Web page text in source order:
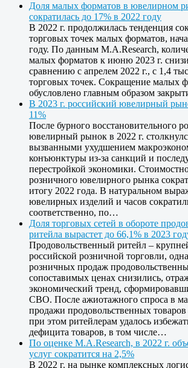
Доля малых форматов в ювелирном
сократилась до 17% в 2022 году
В 2022 г. продолжилась тенденция
торговых точек малых форматов,
году. По данным M.A.Research,
малых форматов к июню 2023 г.
сравнению с апрелем 2022 г., с 1,4
торговых точек. Сокращение малых
обусловлено главным образом
В 2023 г. российский ювелирный
11%
После бурного восстановительного
ювелирный рынок в 2022 г.
вызванными ухудшением
конъюнктуры из-за санкций и
перестройкой экономики.
розничного ювелирного рынка
итогу 2022 года. В натуральном
ювелирных изделий и часов
соответственно, по…
Доля торговых сетей в обороте
ритейла вырастет до 66,1% в 2023
Продовольственный ритейл –
российской розничной торговли,
розничных продаж
сопоставимых ценах снизились,
экономический тренд,
СВО. После ажиотажного спроса в
продажи продовольственных товаров
при этом ритейлерам удалось
дефицита товаров, в том числе…
По оценке M.A.Research, в 2022 г.
услуг сократится на 2,5%
В 2022 г. на рынке комплексных